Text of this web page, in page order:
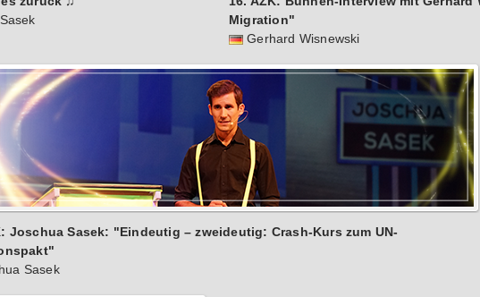
Migration"
Gerhard Wisnewski
Joschua Sasek: "Eindeutig – zweideutig: Crash-Kurs zum UN-
Sasek